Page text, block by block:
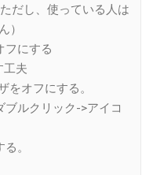
だし、使っている人は
）
フにする
工夫
をオフにする。
ルクリック->アイコ
。